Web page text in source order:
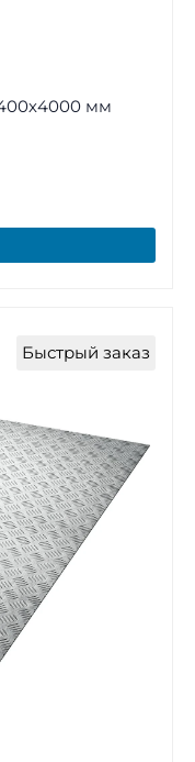
мм
Быстрый заказ